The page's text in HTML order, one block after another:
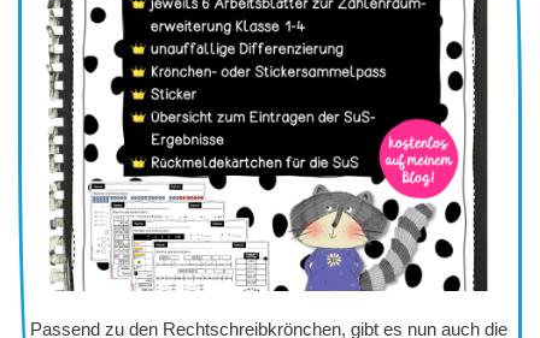
Passend zu den Rechtschreibkrönchen, gibt es nun auch die